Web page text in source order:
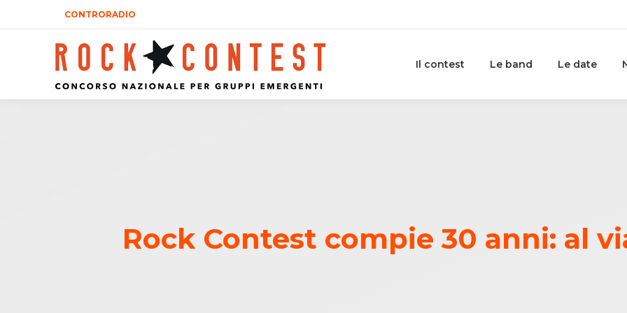
CONTRORADIO
Il contest Le band Le date
Rock Contest compie 30 anni: al